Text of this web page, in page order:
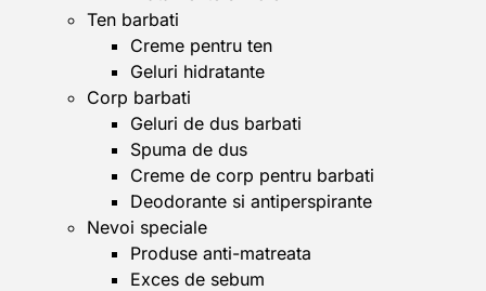
Ten barbati
Creme pentru ten
Geluri hidratante
Corp barbati
Geluri de dus barbati
Spuma de dus
Creme de corp pentru barbati
Deodorante si antiperspirante
Nevoi speciale
Produse anti-matreata
Exces de sebum